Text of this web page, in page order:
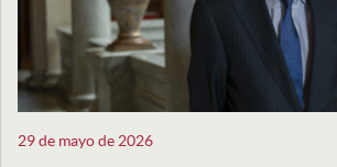
29 de mayo de 2026